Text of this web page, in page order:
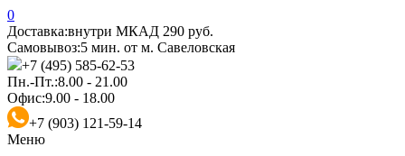
0
Доставка:внутри МКАД 290 руб.
Самовывоз:5 мин. от м. Савеловская
+7 (495) 585-62-53
Пн.-Пт.:8.00 - 21.00
Офис:9.00 - 18.00
+7 (903) 121-59-14
Меню